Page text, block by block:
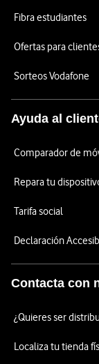
Fibra estudiantes
Ofertas para
Sorteos Vodafone
Ayuda al
Comparador de
Repara tu
Tarifa social
Declaración
Contacta con
¿Quieres ser
Localiza tu tienda